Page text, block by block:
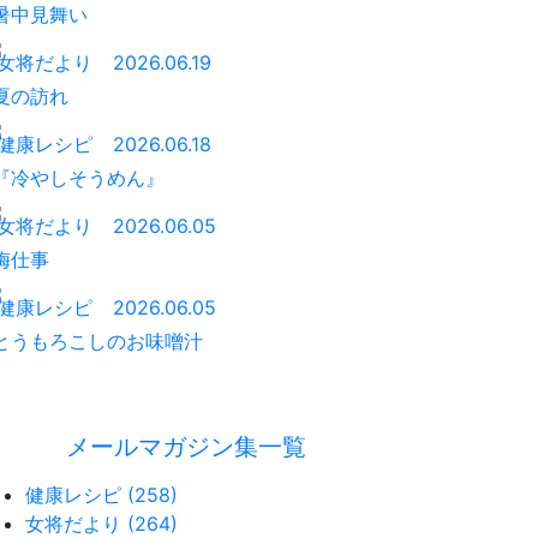
中見舞い
将だより
2026.06.19
の訪れ
康レシピ
2026.06.18
冷やしそうめん』
将だより
2026.06.05
仕事
康レシピ
2026.06.05
うもろこしのお味噌汁
メールマガジン集一覧
健康レシピ (258)
女将だより (264)